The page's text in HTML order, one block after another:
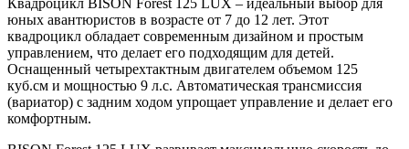
юных авантюристов в возрасте от 7 до 12 лет. Этот
квадроцикл обладает современным дизайном и простым
управлением, что делает его подходящим для детей.
Оснащенный четырехтактным двигателем объемом 125
куб.см и мощностью 9 л.с. Автоматическая трансмиссия
(вариатор) с задним ходом упрощает управление и делает его
комфортным.